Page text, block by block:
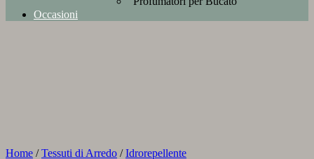
Occasioni
Home / Tessuti di Arredo / Idrorepellente